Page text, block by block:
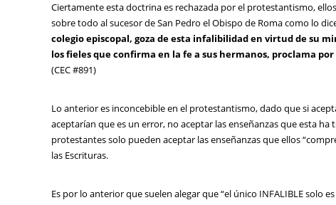
Ciertamente esta doctrina es rechazada por el protestantismo,
sobre todo al sucesor de San Pedro el Obispo de Roma como lo
colegio episcopal, goza de esta infalibilidad en virtud de su
los fieles que confirma en la fe a sus hermanos, proclama
(CEC #891)
Lo anterior es inconcebible en el protestantismo, dado que si
aceptarían que es un error, no aceptar las enseñanzas que esta
protestantes solo pueden aceptar las enseñanzas que ellos
las Escrituras.
Es por lo anterior que suelen alegar que “el único INFALIBLE solo